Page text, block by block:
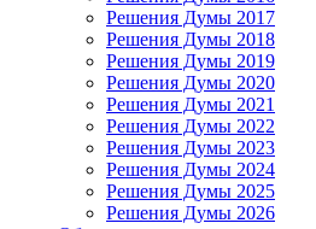
Решения Думы 2017
Решения Думы 2018
Решения Думы 2019
Решения Думы 2020
Решения Думы 2021
Решения Думы 2022
Решения Думы 2023
Решения Думы 2024
Решения Думы 2025
Решения Думы 2026